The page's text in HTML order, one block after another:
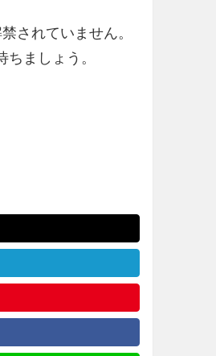
されていません。
ましょう。